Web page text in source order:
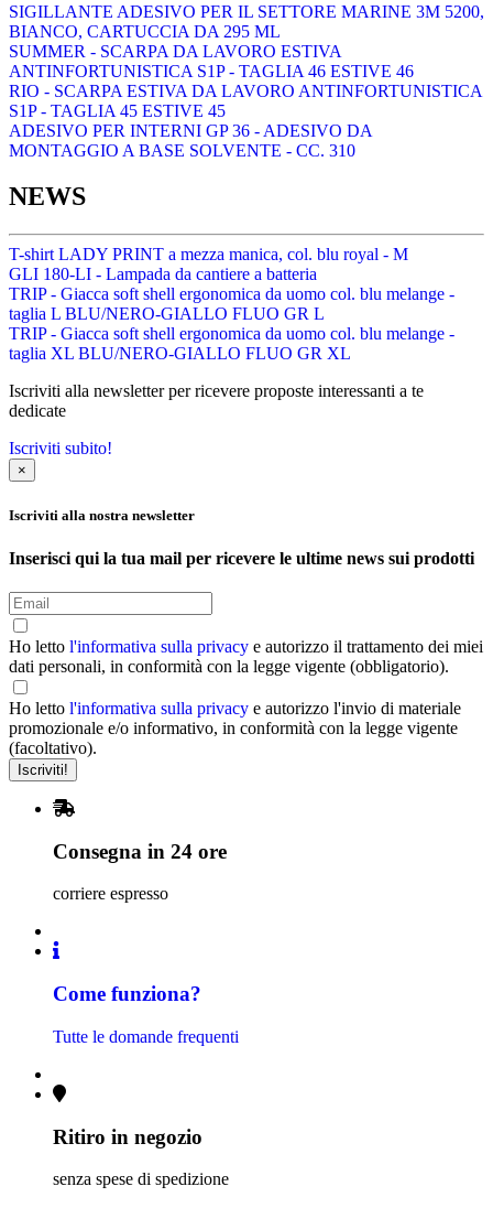
SIGILLANTE ADESIVO PER IL SETTORE MARINE 3M 5200,
BIANCO, CARTUCCIA DA 295 ML
SUMMER - SCARPA DA LAVORO ESTIVA
ANTINFORTUNISTICA S1P - TAGLIA 46 ESTIVE 46
RIO - SCARPA ESTIVA DA LAVORO ANTINFORTUNISTICA
S1P - TAGLIA 45 ESTIVE 45
ADESIVO PER INTERNI GP 36 - ADESIVO DA
MONTAGGIO A BASE SOLVENTE - CC. 310
NEWS
T-shirt LADY PRINT a mezza manica, col. blu royal - M
GLI 180-LI - Lampada da cantiere a batteria
TRIP - Giacca soft shell ergonomica da uomo col. blu melange -
taglia L BLU/NERO-GIALLO FLUO GR L
TRIP - Giacca soft shell ergonomica da uomo col. blu melange -
taglia XL BLU/NERO-GIALLO FLUO GR XL
Iscriviti alla newsletter per ricevere proposte interessanti a te
dedicate
Iscriviti subito!
×
Iscriviti alla nostra newsletter
Inserisci qui la tua mail per ricevere le ultime news sui prodotti
Ho letto l'informativa sulla privacy e autorizzo il trattamento dei miei
dati personali, in conformità con la legge vigente (obbligatorio).
Ho letto l'informativa sulla privacy e autorizzo l'invio di materiale
promozionale e/o informativo, in conformità con la legge vigente
(facoltativo).
Consegna in 24 ore
corriere espresso
Come funziona?
Tutte le domande frequenti
Ritiro in negozio
senza spese di spedizione